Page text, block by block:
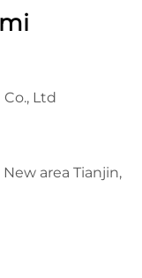
Ltd
area Tianjin,